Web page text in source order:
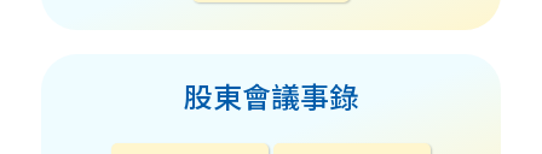
股東會議事錄